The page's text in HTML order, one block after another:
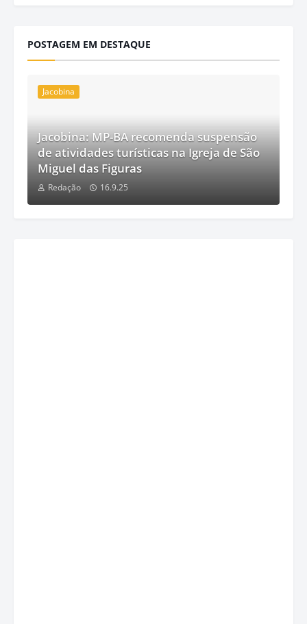
POSTAGEM EM DESTAQUE
Jacobina
Jacobina: MP-BA recomenda suspensão
de atividades turísticas na Igreja de São
Miguel das Figuras
Redação 16.9.25